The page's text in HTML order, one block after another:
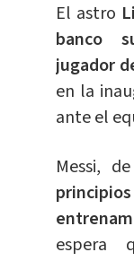
El astro
banco
jugador
en la
ante el
Messi,
espera